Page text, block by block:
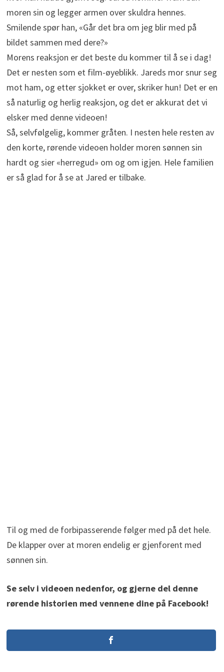
moren sin og legger armen over skuldra hennes.
Smilende spør han, «Går det bra om jeg blir med på
bildet sammen med dere?»
Morens reaksjon er det beste du kommer til å se i dag!
Det er nesten som et film-øyeblikk. Jareds mor snur seg
mot ham, og etter sjokket er over, skriker hun! Det er en
så naturlig og herlig reaksjon, og det er akkurat det vi
elsker med denne videoen!
Så, selvfølgelig, kommer gråten. I nesten hele resten av
den korte, rørende videoen holder moren sønnen sin
hardt og sier «herregud» om og om igjen. Hele familien
er så glad for å se at Jared er tilbake.
Til og med de forbipasserende følger med på det hele.
De klapper over at moren endelig er gjenforent med
sønnen sin.
Se selv i videoen nedenfor, og gjerne del denne
rørende historien med vennene dine på Facebook!